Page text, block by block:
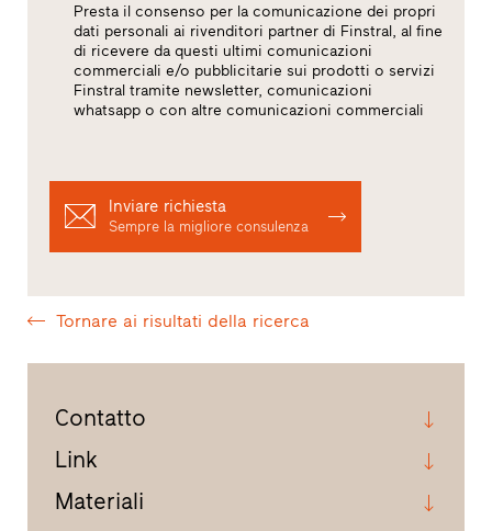
Presta il consenso per la comunicazione dei propri
dati personali ai rivenditori partner di Finstral, al fine
di ricevere da questi ultimi comunicazioni
commerciali e/o pubblicitarie sui prodotti o servizi
Finstral tramite newsletter, comunicazioni
whatsapp o con altre comunicazioni commerciali
Inviare richiesta
Sempre la migliore consulenza
Tornare ai risultati della ricerca
Contatto
Link
Materiali